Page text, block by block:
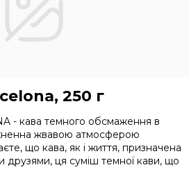
250 г
- кава темного обсмаження в
жвавою атмосферою
що кава, як і життя, призначена
ця суміш темної кави, що